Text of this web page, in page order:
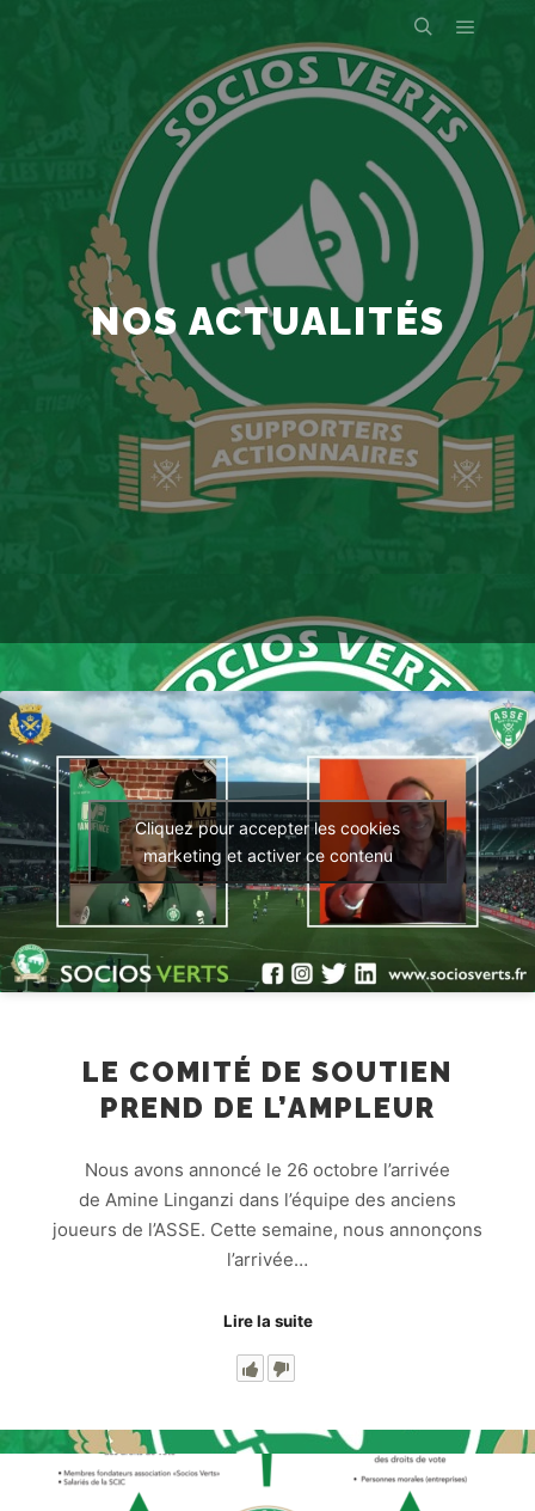
NOS ACTUALITÉS
Cliquez pour accepter les cookies
marketing et activer ce contenu
LE COMITÉ DE SOUTIEN
PREND DE L’AMPLEUR
Nous avons annoncé le 26 octobre l’arrivée
de Amine Linganzi dans l’équipe des anciens
joueurs de l’ASSE. Cette semaine, nous annonçons
l’arrivée…
Lire la suite